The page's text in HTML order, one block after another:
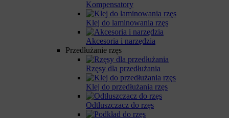
Kompensatory
Klej do laminowania rzęs
Akcesoria i narzędzia
Przedłużanie rzęs
Rzęsy dla przedłużania
Klej do przedłużania rzęs
Odtłuszczacz do rzęs